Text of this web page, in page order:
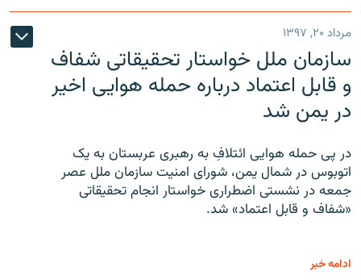
مرداد ۲۰, ۱۳۹۷
سازمان ملل خواستار تحقیقاتی شفاف
و قابل اعتماد درباره حمله هوایی اخیر
در یمن شد
در پی حمله هوایی ائتلافِ به رهبری عربستان به یک
اتوبوس در شمال یمن، شورای امنیت سازمان ملل عصر
جمعه در نشستی اضطراری خواستار انجام تحقیقاتی
«شفاف و قابل اعتماد» شد.
ادامه خبر